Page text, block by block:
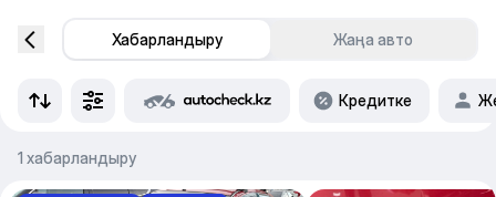
Хабарландыру Жаңа авто
Кредитке
1 хабарландыру